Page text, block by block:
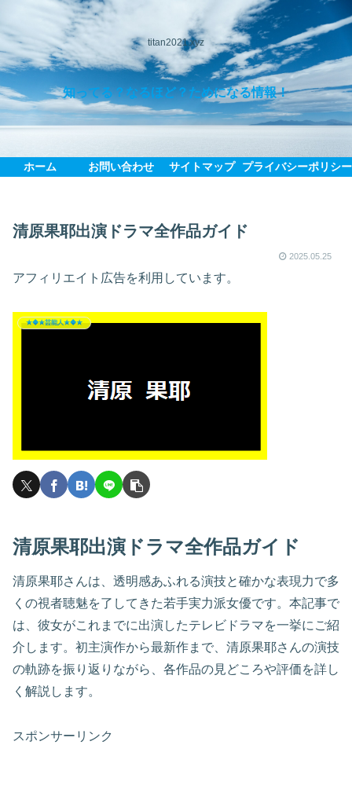
titan2021.xyz
知ってる？なるほど？ためになる情報！
ホーム お問い合わせ サイトマップ プライバシーポリシー
清原果耶出演ドラマ全作品ガイド
2025.05.25
アフィリエイト広告を利用しています。
★◆★芸能人★◆★
清原果耶出演ドラマ全作品ガイド
清原果耶さんは、透明感あふれる演技と確かな表現力で多
くの視者聴魅を了してきた若手実力派女優です。本記事で
は、彼女がこれまでに出演したテレビドラマを一挙にご紹
介します。初主演作から最新作まで、清原果耶さんの演技
の軌跡を振り返りながら、各作品の見どころや評価を詳し
く解説します。
スポンサーリンク